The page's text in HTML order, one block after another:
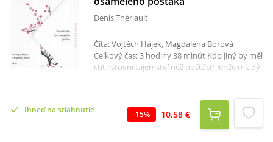
Denis Thériault
Číta: Vojtěch Hájek, Magdaléna Borová
Celkový čas: 3 hodiny 38 minút Kdo jiný by měl
ctít listovní tajemství než pošťáci? Jenže mladý
lidem blíž, potají otevírá jejich dopisy. Vše se
pro něj změní, když si přečte první dopis psaný
v haiku. Milostné korespondenci mezi
Ihneď na stiahnutie -15% 10,58 €